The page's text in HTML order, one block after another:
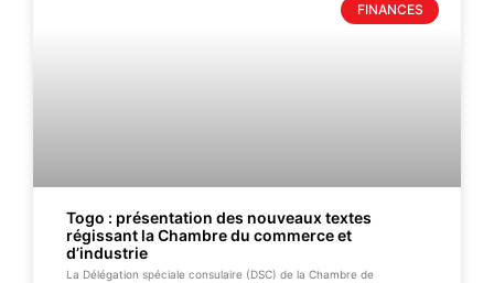
FINANCES
Togo : présentation des nouveaux textes
régissant la Chambre du commerce et
d’industrie
La Délégation spéciale consulaire (DSC) de la Chambre de